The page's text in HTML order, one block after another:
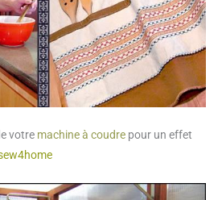
votre machine à coudre pour un effet